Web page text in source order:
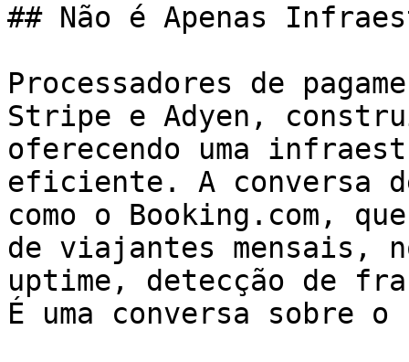
## Não é Apenas
Processadores de
Stripe e Adyen,
oferecendo uma
eficiente. A conversa
como o Booking.com,
de viajantes mensais,
uptime, detecção de
É uma conversa sobre